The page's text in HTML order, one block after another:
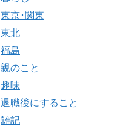
東京･関東
東北
福島
親のこと
趣味
退職後にすること
雑記